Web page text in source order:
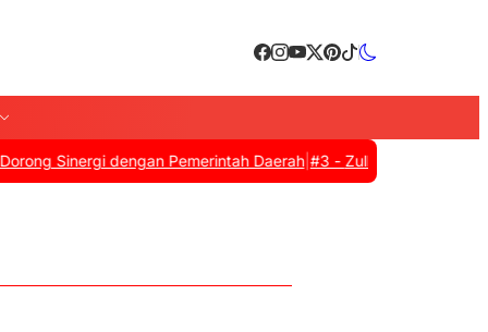
dengan Pemerintah Daerah|#3 -Zulkifli Hasan Resmi Tutup
Kesehatan